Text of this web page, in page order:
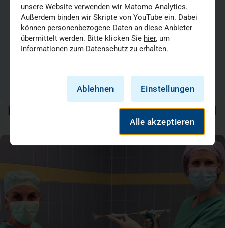
Tel.: 02 11 44 00-69 30
Mail: presse@vkkd-kliniken.de
Cassie Kübitz-Whiteley
DAS KÖNNTE SIE AUCH INTERESSIEREN
unsere Website verwenden wir Matomo Analytics.
Außerdem binden wir Skripte von YouTube ein. Dabei
können personenbezogene Daten an diese Anbieter
übermittelt werden. Bitte klicken Sie hier, um
Informationen zum Datenschutz zu erhalten.
Ablehnen Einstellungen
Alle akzeptieren